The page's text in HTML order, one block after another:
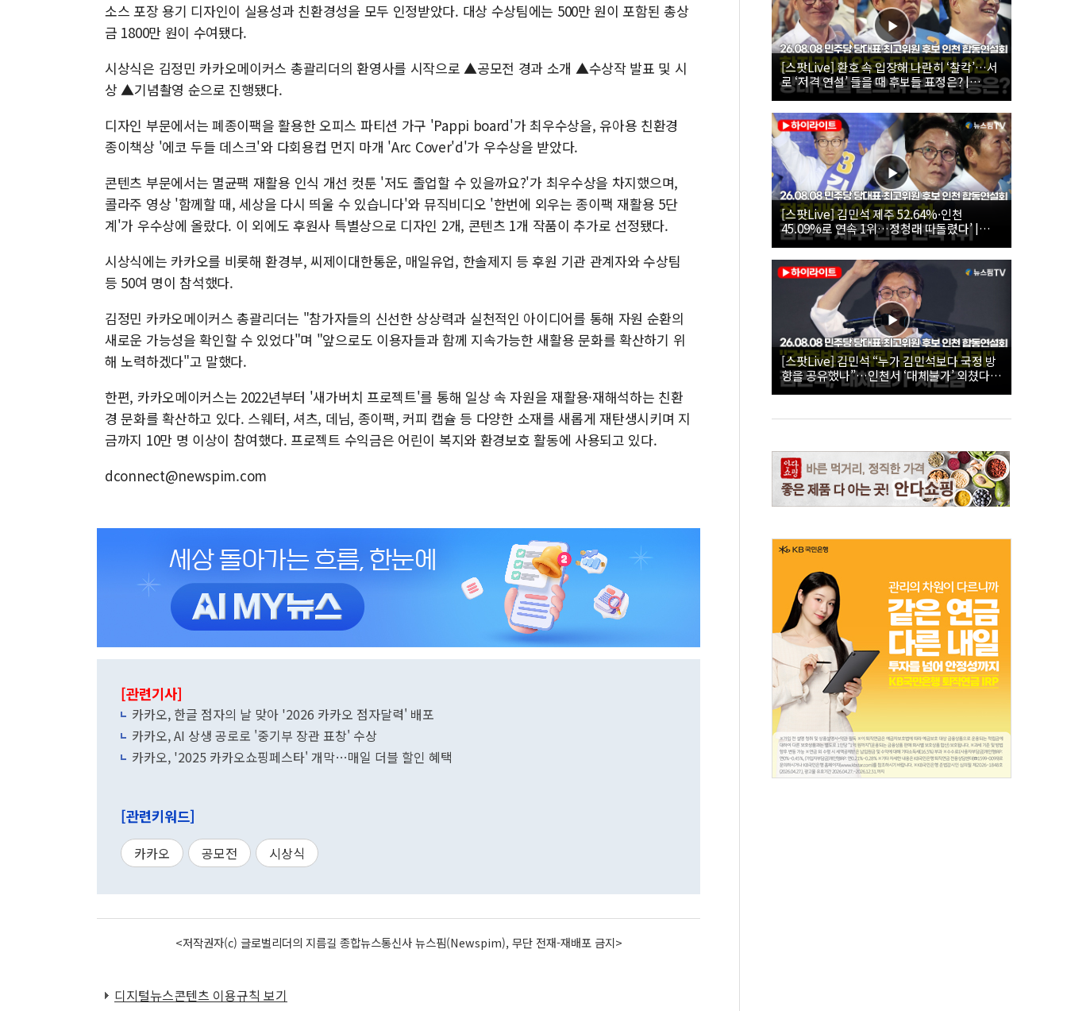
소스 포장 용기 디자인이 실용성과 친환경성을 모두 인정받았다. 대상 수상팀에는 500만 원이 포함된 총상
금 1800만 원이 수여됐다.
시상식은 김정민 카카오메이커스 총괄리더의 환영사를 시작으로 ▲공모전 경과 소개 ▲수상작 발표 및 시
상 ▲기념촬영 순으로 진행됐다.
디자인 부문에서는 폐종이팩을 활용한 오피스 파티션 가구 'Pappi board'가 최우수상을, 유아용 친환경
종이책상 '에코 두들 데스크'와 다회용컵 먼지 마개 'Arc Cover'd'가 우수상을 받았다.
콘텐츠 부문에서는 멸균팩 재활용 인식 개선 컷툰 '저도 졸업할 수 있을까요?'가 최우수상을 차지했으며,
콜라주 영상 '함께할 때, 세상을 다시 띄울 수 있습니다'와 뮤직비디오 '한번에 외우는 종이팩 재활용 5단
계'가 우수상에 올랐다. 이 외에도 후원사 특별상으로 디자인 2개, 콘텐츠 1개 작품이 추가로 선정됐다.
시상식에는 카카오를 비롯해 환경부, 씨제이대한통운, 매일유업, 한솔제지 등 후원 기관 관계자와 수상팀
등 50여 명이 참석했다.
김정민 카카오메이커스 총괄리더는 "참가자들의 신선한 상상력과 실천적인 아이디어를 통해 자원 순환의
새로운 가능성을 확인할 수 있었다"며 "앞으로도 이용자들과 함께 지속가능한 새활용 문화를 확산하기 위
해 노력하겠다"고 말했다.
한편, 카카오메이커스는 2022년부터 '새가버치 프로젝트'를 통해 일상 속 자원을 재활용·재해석하는 친환
경 문화를 확산하고 있다. 스웨터, 셔츠, 데님, 종이팩, 커피 캡슐 등 다양한 소재를 새롭게 재탄생시키며 지
금까지 10만 명 이상이 참여했다. 프로젝트 수익금은 어린이 복지와 환경보호 활동에 사용되고 있다.
dconnect@newspim.com
[관련기사]
카카오, 한글 점자의 날 맞아 '2026 카카오 점자달력' 배포
카카오, AI 상생 공로로 '중기부 장관 표창' 수상
카카오, '2025 카카오쇼핑페스타' 개막…매일 더블 할인 혜택
[관련키워드]
카카오 공모전 시상식
<저작권자(c) 글로벌리더의 지름길 종합뉴스통신사 뉴스핌(Newspim), 무단 전재-재배포 금지>
디지털뉴스콘텐츠 이용규칙 보기
[스팟Live] 환호 속 입장해 나란히 ‘찰칵’…서
로 ‘저격 연설’ 들을 때 후보들 표정은? |
26.08.08 더불어민주당 당대표·최고위원 후
보 인천 합동연설회
[스팟Live] 김민석 제주 52.64%·인천
45.09%로 연속 1위…정청래 따돌렸다’ |
26.08.08 더불어민주당 당대표·최고위원 후
보 인천 합동연설회
[스팟Live] 김민석 “누가 김민석보다 국정 방
향을 공유했나”…인천서 ‘대체불가’ 외쳤다 |
26.08.08 더불어민주당 당대표·최고위원 후